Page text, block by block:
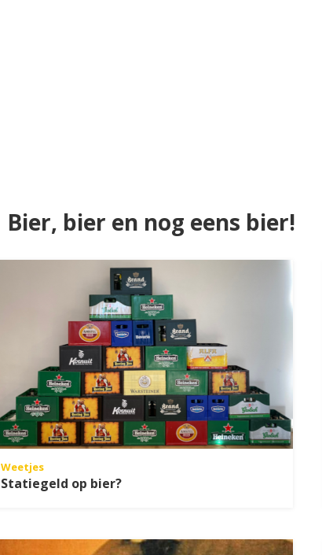
Bier, bier en nog eens bier!
Weetjes
Statiegeld op bier?